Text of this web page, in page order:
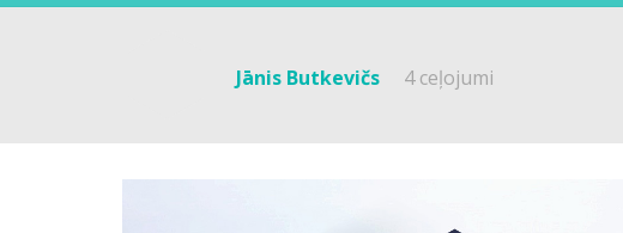
Jānis Butkevičs 4 ceļojumi